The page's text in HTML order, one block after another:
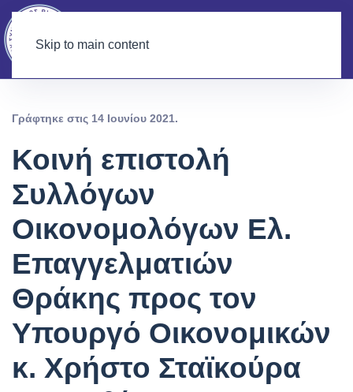
Skip to main content
Γράφτηκε στις 14 Ιουνίου 2021.
Κοινή επιστολή
Συλλόγων
Οικονομολόγων Ελ.
Επαγγελματιών
Θράκης προς τον
Υπουργό Οικονομικών
κ. Χρήστο Σταϊκούρα